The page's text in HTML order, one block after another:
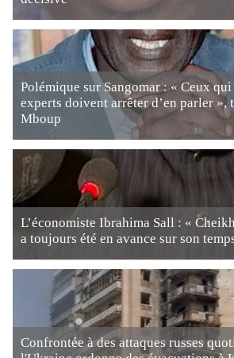
Polémique sur Sangomar : « Ceux qui
experts doivent arrêter d’en parler »,
Mboup
L’économiste Ibrahima Sall : «
a toujours été en avance sur son
Confrontée à des attaques russes